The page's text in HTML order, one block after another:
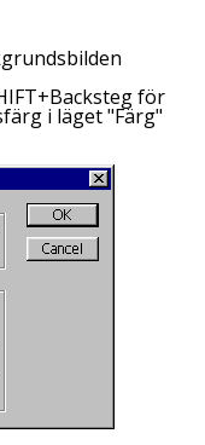
för
i läget "Färg"